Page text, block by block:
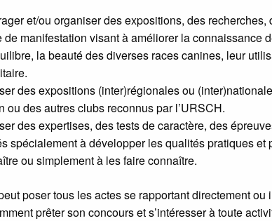
et/ou organiser des expositions, des
de manifestation visant à améliorer la connaissance
la beauté des diverses races canines, leur
des expositions (inter)régionales ou
ou des autres clubs reconnus par l’URSCH.
des expertises, des tests de caractère, des
spécialement à développer les qualités pratiques et
ou simplement à les faire connaître.
poser tous les actes se rapportant directement
prêter son concours et s’intéresser à toute